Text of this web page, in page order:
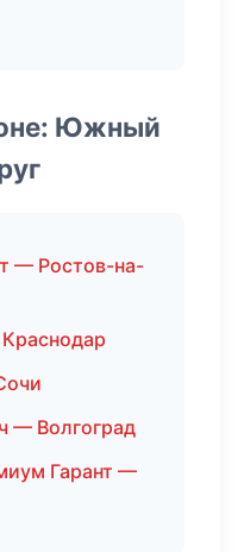
Южный
— Ростов-на-
— Волгоград
Гарант —